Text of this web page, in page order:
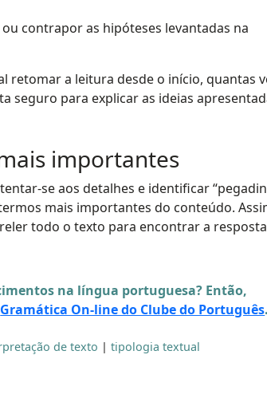
contrapor as hipóteses levantadas na
retomar a leitura desde o início, quantas
seguro para explicar as ideias
importantes
se aos detalhes e identificar
mais importantes do conteúdo.
todo o texto para encontrar a
na língua portuguesa? Então,
Gramática On-line do Clube do Português.
de texto |tipologia textual